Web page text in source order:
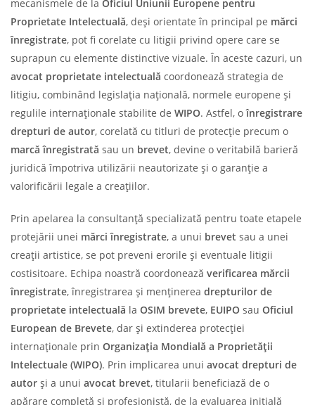
mecanismele de la Oficiul Uniunii Europene pentru
Proprietate Intelectuală, deși orientate în principal pe mărci
înregistrate, pot fi corelate cu litigii privind opere care se
suprapun cu elemente distinctive vizuale. În aceste cazuri, un
avocat proprietate intelectuală coordonează strategia de
litigiu, combinând legislația națională, normele europene și
regulile internaționale stabilite de WIPO. Astfel, oînregistrare
drepturi de autor, corelată cu titluri de protecție precum o
marcă înregistrată sau un brevet, devine o veritabilă barieră
juridică împotriva utilizării neautorizate și o garanție a
valorificării legale a creațiilor.
Prin apelarea la consultanță specializată pentru toate etapele
protejării unei mărci înregistrate, a unui brevet sau a unei
creații artistice, se pot preveni erorile și eventuale litigii
costisitoare. Echipa noastră coordonează verificarea mărcii
înregistrate, înregistrarea și menținerea drepturilor de
proprietate intelectuală la OSIM brevete, EUIPO sau Oficiul
European de Brevete, dar și extinderea protecției
internaționale prin Organizația Mondială a Proprietății
Intelectuale (WIPO). Prin implicarea unui avocat drepturi de
autor și a unui avocat brevet, titularii beneficiază de o
apărare completă și profesionistă, de la evaluarea inițială